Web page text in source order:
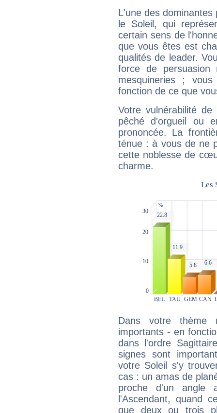
L'une des
le Soleil, qui
certain sens de
que vous êtes est
qualités de leader.
force de
mesquineries ;
fonction de ce que
Votre vulnérabilité
pêché d'orgueil ou
prononcée. La
ténue : à vous de ne
cette noblesse de
charme.
Dans votre thème
importants - en
dans l'ordre
signes sont
votre Soleil s'y
cas : un amas de
proche d'un
l'Ascendant, quand
que deux ou trois